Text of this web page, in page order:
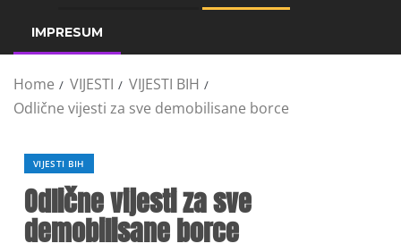
IMPRESUM
Home VIJESTI
VIJESTI BIH
Odlične vijesti za sve demobilisane borce
VIJESTI BIH
Odlične vijesti za sve
demobilisane borce